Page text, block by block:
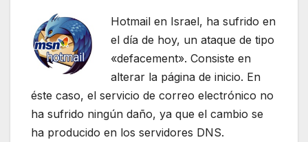
Hotmail en Israel, ha sufrido en
el día de hoy, un ataque de tipo
«defacement». Consiste en
alterar la página de inicio. En
éste caso, el servicio de correo electrónico no
ha sufrido ningún daño, ya que el cambio se
ha producido en los servidores DNS.